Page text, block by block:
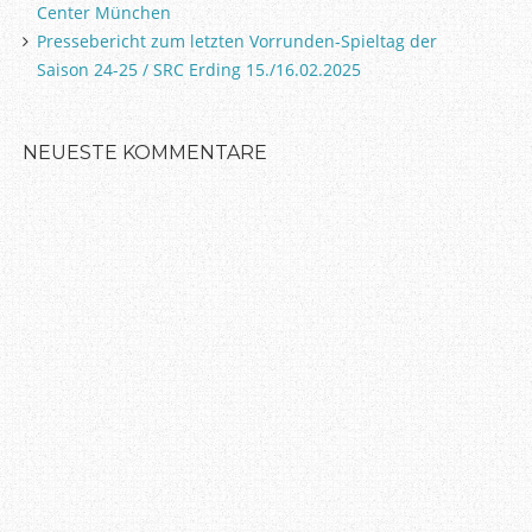
Center München
Pressebericht zum letzten Vorrunden-Spieltag der
Saison 24-25 / SRC Erding 15./16.02.2025
NEUESTE KOMMENTARE